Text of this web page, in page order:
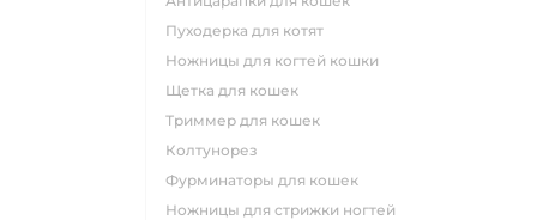
пуходерка для котят
ножницы для когтей кошки
щетка для кошек
триммер для кошек
колтунорез
фурминаторы для кошек
ножницы для стрижки ногтей